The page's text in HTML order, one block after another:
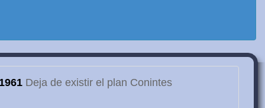
1961Deja de existir el plan Conintes